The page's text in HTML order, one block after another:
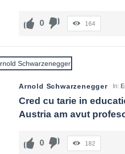
0 164
Arnold Schwarzenegger In:
Cred cu tarie in
Austria am avut
0 182